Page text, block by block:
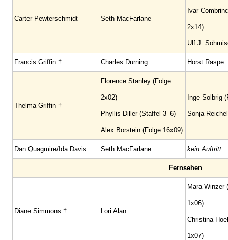
Carter Pewterschmidt Seth MacFarlane
Ivar
2x14)
Ulf J.
Francis Griffin † Charles Durning Horst Raspe
Thelma Griffin †
Florence Stanley (Folge
2x02)
Phyllis Diller (Staffel 3–6)
Alex Borstein (Folge 16x09)
Inge Solbrig
Sonja
Dan Quagmire/Ida Davis Seth MacFarlane kein Auftritt
Fernsehen
Diane Simmons † Lori Alan
Mara Winzer
1x06)
Christina
1x07)